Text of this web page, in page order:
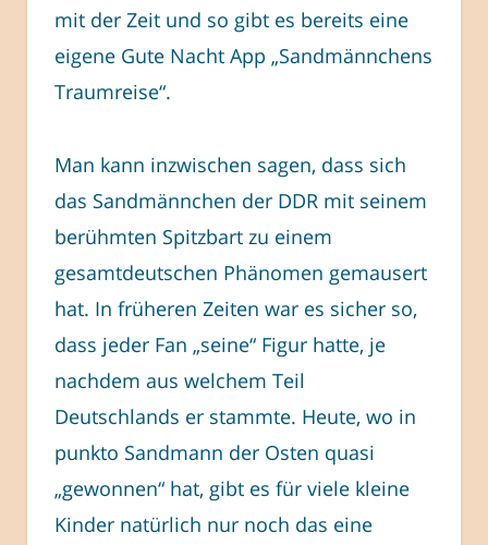
mit der Zeit und so gibt es bereits eine
eigene Gute Nacht App „Sandmännchens
Traumreise“.
Man kann inzwischen sagen, dass sich
das Sandmännchen der DDR mit seinem
berühmten Spitzbart zu einem
gesamtdeutschen Phänomen gemausert
hat. In früheren Zeiten war es sicher so,
dass jeder Fan „seine“ Figur hatte, je
nachdem aus welchem Teil
Deutschlands er stammte. Heute, wo in
punkto Sandmann der Osten quasi
„gewonnen“ hat, gibt es für viele kleine
Kinder natürlich nur noch das eine